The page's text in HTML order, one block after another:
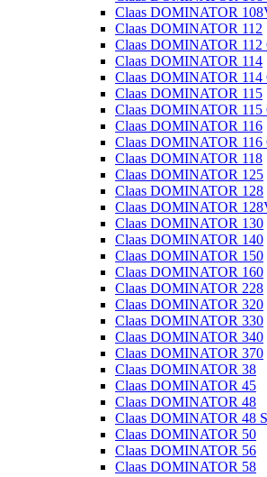
Claas DOMINATOR
Claas DOMINATOR 112
Claas DOMINATOR 112
Claas DOMINATOR 114
Claas DOMINATOR 114
Claas DOMINATOR 115
Claas DOMINATOR 115
Claas DOMINATOR 116
Claas DOMINATOR 116
Claas DOMINATOR 118
Claas DOMINATOR 125
Claas DOMINATOR 128
Claas DOMINATOR
Claas DOMINATOR 130
Claas DOMINATOR 140
Claas DOMINATOR 150
Claas DOMINATOR 160
Claas DOMINATOR 228
Claas DOMINATOR 320
Claas DOMINATOR 330
Claas DOMINATOR 340
Claas DOMINATOR 370
Claas DOMINATOR 38
Claas DOMINATOR 45
Claas DOMINATOR 48
Claas DOMINATOR 48
Claas DOMINATOR 50
Claas DOMINATOR 56
Claas DOMINATOR 58